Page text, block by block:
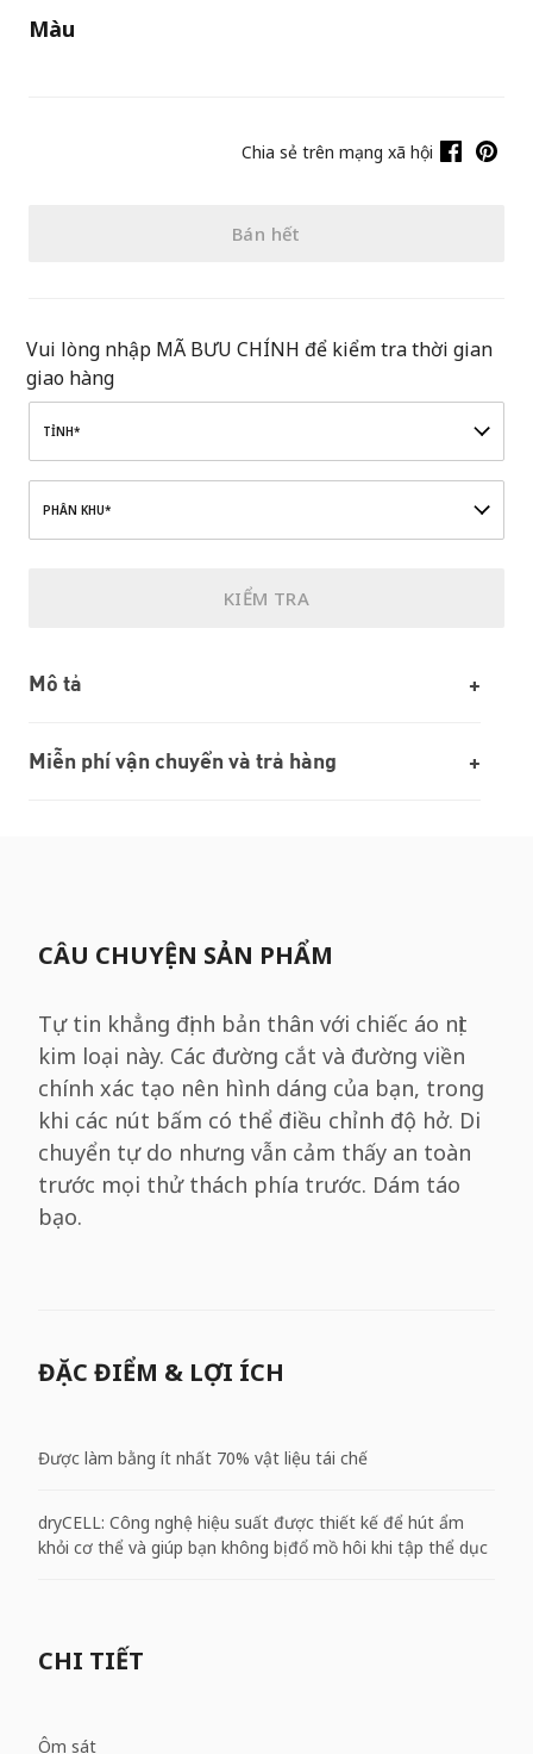
Màu
Chia sẻ trên mạng xã hội
Bán hết
Vui lòng nhập MÃ BƯU CHÍNH để kiểm tra thời gian
giao hàng
TỈNH*
PHÂN KHU*
KIỂM TRA
Mô tả
Miễn phí vận chuyển và trả hàng
CÂU CHUYỆN SẢN PHẨM
Tự tin khẳng định bản thân với chiếc áo nịt
kim loại này. Các đường cắt và đường viền
chính xác tạo nên hình dáng của bạn, trong
khi các nút bấm có thể điều chỉnh độ hở. Di
chuyển tự do nhưng vẫn cảm thấy an toàn
trước mọi thử thách phía trước. Dám táo
bạo.
ĐẶC ĐIỂM & LỢI ÍCH
Được làm bằng ít nhất 70% vật liệu tái chế
dryCELL: Công nghệ hiệu suất được thiết kế để hút ẩm
khỏi cơ thể và giúp bạn không bị đổ mồ hôi khi tập thể dục
CHI TIẾT
Ôm sát